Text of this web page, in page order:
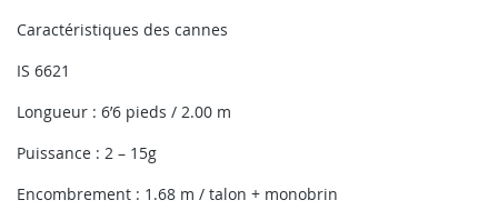
Caractéristiques des cannes
IS 6621
Longueur : 6’6 pieds / 2.00 m
Puissance : 2 – 15g
Encombrement : 1.68 m / talon + monobrin